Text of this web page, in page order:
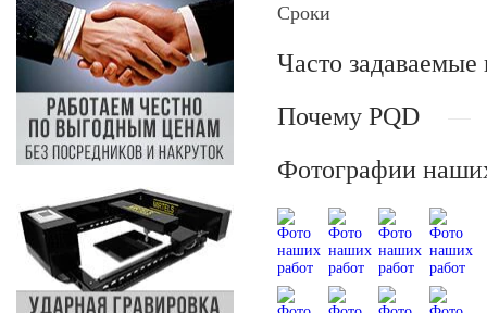
Сроки
Часто
Почему PQD
Фотографии